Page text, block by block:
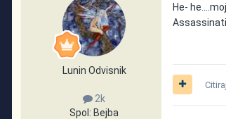
Lunin Odvisnik
2k
Spol: Bejba
He-
Citiraj